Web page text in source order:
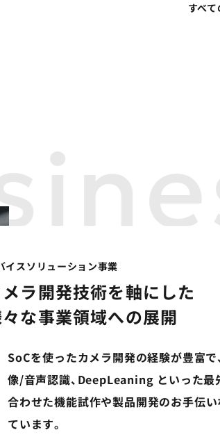
すべ
イスソリューション事業
ラ開発技術を軸にした
な事業領域への展開
SoCを使ったカメラ開発の経験が豊富で
像/音声認識、DeepLeaning といった最
合わせた機能試作や製品開発のお手伝
ています。